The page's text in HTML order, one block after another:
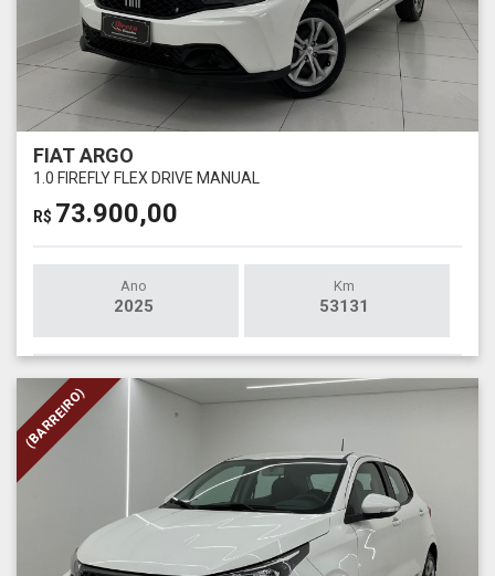
FIAT ARGO
1.0 FIREFLY FLEX DRIVE MANUAL
R$ 73.900,00
Ano
2025
Km
53131
(BARREIRO)